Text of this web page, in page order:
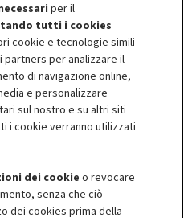
ricarica
nel 2025
per il
tutti i cookies
cookie e tecnologie simili
partners per analizzare il
di navigazione online,
e personalizzare
sul nostro e su altri siti
i cookie verranno utilizzati
dei cookie o revocare
senza che ciò
dei cookies prima della